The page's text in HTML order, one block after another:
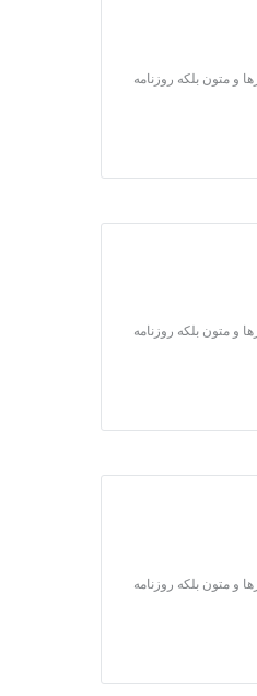
و متون بلکه روزنامه
و متون بلکه روزنامه
و متون بلکه روزنامه